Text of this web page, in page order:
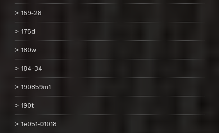
169-28
175d
180w
184-34
190859m1
190t
1e051-01018